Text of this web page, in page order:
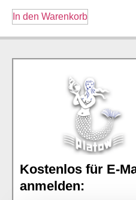
In den Warenkorb
Kostenlos für E-
anmelden: